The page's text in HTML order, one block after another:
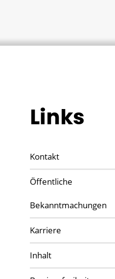
Links
Kontakt
Öffentliche
Bekanntmachungen
Karriere
Inhalt